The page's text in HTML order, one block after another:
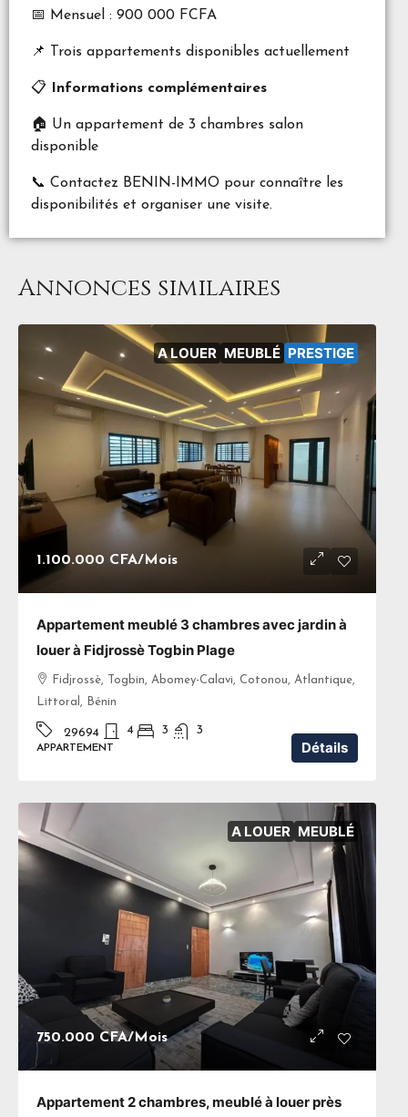
📅 Mensuel : 900 000 FCFA
📌 Trois appartements disponibles actuellement
📋 Informations complémentaires
🏠 Un appartement de 3 chambres salon
disponible
📞 Contactez BENIN-IMMO pour connaître les
disponibilités et organiser une visite.
Annonces similaires
A LOUER MEUBLÉ PRESTIGE
1.100.000 CFA/Mois
Appartement meublé 3 chambres avec jardin à
louer à Fidjrossè Togbin Plage
Fidjrossè, Togbin, Abomey-Calavi, Cotonou, Atlantique,
Littoral, Bénin
29694 4 3 3
APPARTEMENT Détails
A LOUER MEUBLÉ
750.000 CFA/Mois
Appartement 2 chambres, meublé à louer près